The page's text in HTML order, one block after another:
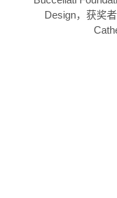
Design，获奖